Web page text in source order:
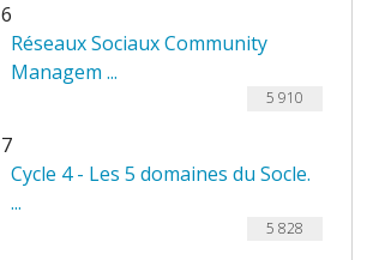
6
Réseaux Sociaux Community
Managem ...
5 910
7
Cycle 4 - Les 5 domaines du Socle.
...
5 828